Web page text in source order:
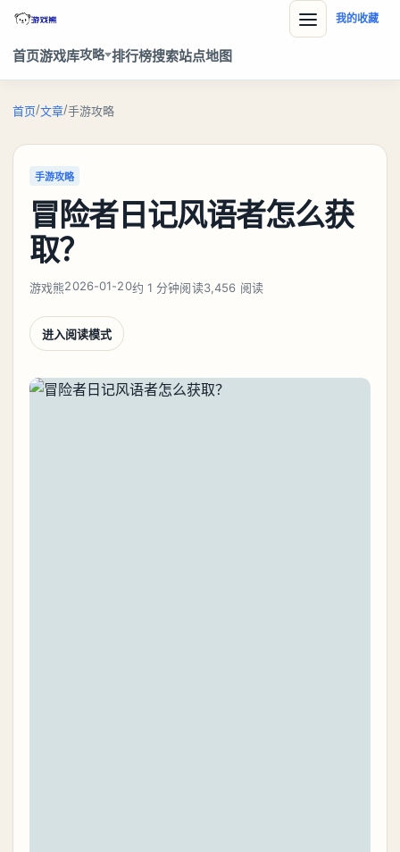
首页游戏库攻略 排行榜搜索站点地图
我的收藏
首页/文章/手游攻略
手游攻略
冒险者日记风语者怎么获
取？
游戏熊2026-01-20约 1 分钟阅读3,456 阅读
进入阅读模式